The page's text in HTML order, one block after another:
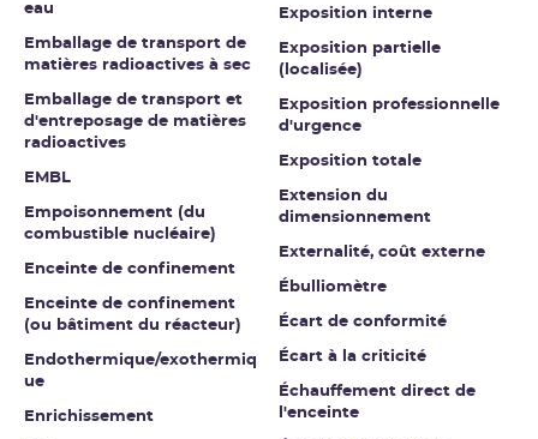
eau
Emballage de transport de
matières radioactives à sec
Emballage de transport et
d'entreposage de matières
radioactives
EMBL
Empoisonnement (du
combustible nucléaire)
Enceinte de confinement
Enceinte de confinement
(ou bâtiment du réacteur)
Endothermique/exothermiq
ue
Enrichissement
Exposition interne
Exposition partielle
(localisée)
Exposition professionnelle
d'urgence
Exposition totale
Extension du
dimensionnement
Externalité, coût externe
Ébulliomètre
Écart de conformité
Écart à la criticité
Échauffement direct de
l'enceinte